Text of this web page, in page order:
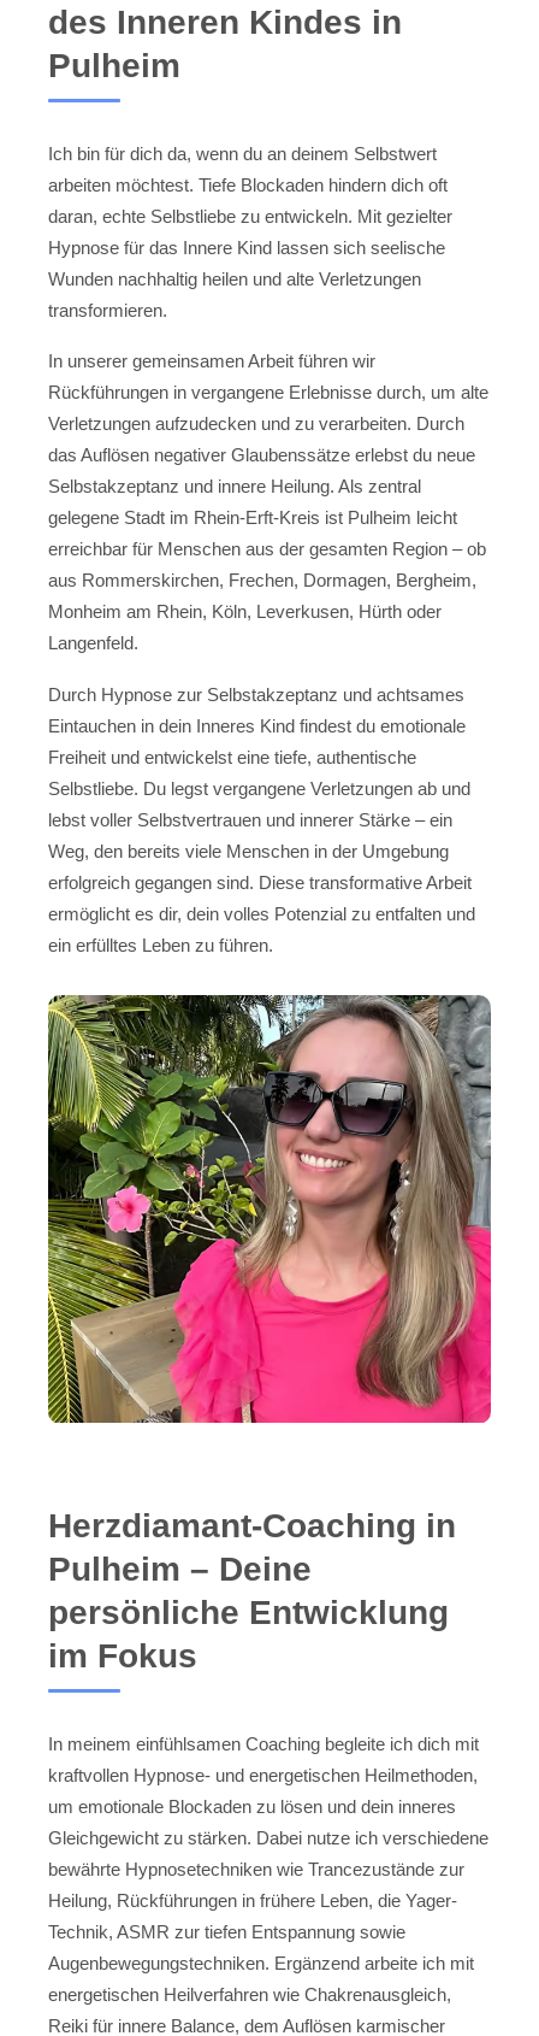
des Inneren Kindes in
Pulheim
Ich bin für dich da, wenn du an deinem Selbstwert
arbeiten möchtest. Tiefe Blockaden hindern dich oft
daran, echte Selbstliebe zu entwickeln. Mit gezielter
Hypnose für das Innere Kind lassen sich seelische
Wunden nachhaltig heilen und alte Verletzungen
transformieren.
In unserer gemeinsamen Arbeit führen wir
Rückführungen in vergangene Erlebnisse durch, um alte
Verletzungen aufzudecken und zu verarbeiten. Durch
das Auflösen negativer Glaubenssätze erlebst du neue
Selbstakzeptanz und innere Heilung. Als zentral
gelegene Stadt im Rhein-Erft-Kreis ist Pulheim leicht
erreichbar für Menschen aus der gesamten Region – ob
aus Rommerskirchen, Frechen, Dormagen, Bergheim,
Monheim am Rhein, Köln, Leverkusen, Hürth oder
Langenfeld.
Durch Hypnose zur Selbstakzeptanz und achtsames
Eintauchen in dein Inneres Kind findest du emotionale
Freiheit und entwickelst eine tiefe, authentische
Selbstliebe. Du legst vergangene Verletzungen ab und
lebst voller Selbstvertrauen und innerer Stärke – ein
Weg, den bereits viele Menschen in der Umgebung
erfolgreich gegangen sind. Diese transformative Arbeit
ermöglicht es dir, dein volles Potenzial zu entfalten und
ein erfülltes Leben zu führen.
Herzdiamant-Coaching in
Pulheim – Deine
persönliche Entwicklung
im Fokus
In meinem einfühlsamen Coaching begleite ich dich mit
kraftvollen Hypnose- und energetischen Heilmethoden,
um emotionale Blockaden zu lösen und dein inneres
Gleichgewicht zu stärken. Dabei nutze ich verschiedene
bewährte Hypnosetechniken wie Trancezustände zur
Heilung, Rückführungen in frühere Leben, die Yager-
Technik, ASMR zur tiefen Entspannung sowie
Augenbewegungstechniken. Ergänzend arbeite ich mit
energetischen Heilverfahren wie Chakrenausgleich,
Reiki für innere Balance, dem Auflösen karmischer